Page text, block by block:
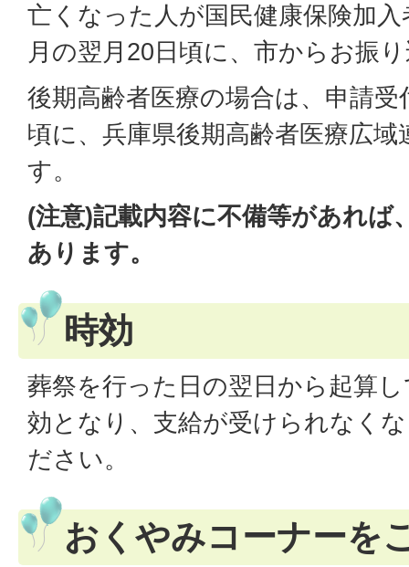
亡くなった人が国民健康保険加
月の翌月20日頃に、市からお振
後期高齢者医療の場合は、申請
頃に、兵庫県後期高齢者医療広
す。
(注意)記載内容に不備等があれば
あります。
時効
葬祭を行った日の翌日から起算
効となり、支給が受けられなく
ださい。
おくやみコーナーを